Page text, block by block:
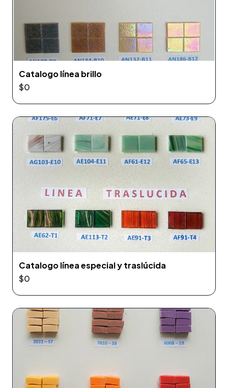
Catalogo línea brillo
$0
Catalogo línea especial y traslúcida
$0